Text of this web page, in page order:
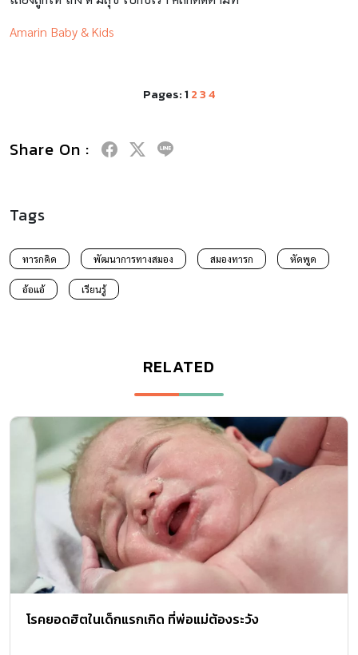
Amarin Baby & Kids
Pages:1 234
Share On :
Tags
ทารกคิด พัฒนาการทางสมอง สมองทารก หัดพูด
อ้อแอ้ เรียนรู้
RELATED
โรคยอดฮิตในเด็กแรกเกิด ที่พ่อแม่ต้องระวัง